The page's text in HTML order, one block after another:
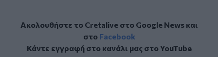
Ακολουθήστε το Cretalive στο Google Newsκαι
στο Facebook
Κάντε εγγραφή στο κανάλι μας στοYouTube